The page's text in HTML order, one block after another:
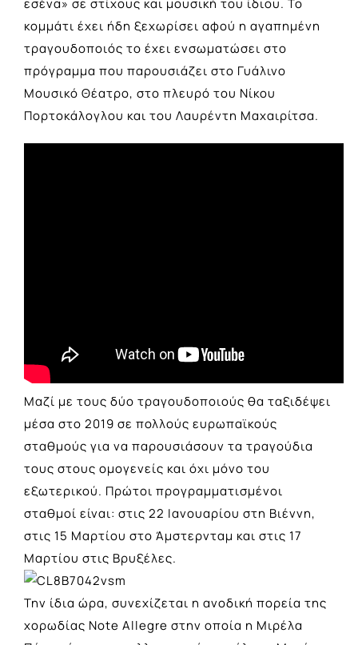
εσένα» σε στίχους και μουσική του ίδιου. Το
κομμάτι έχει ήδη ξεχωρίσει αφού η αγαπημένη
τραγουδοποιός το έχει ενσωματώσει στο
πρόγραμμα που παρουσιάζει στο Γυάλινο
Μουσικό Θέατρο, στο πλευρό του Νίκου
Πορτοκάλογλου και του Λαυρέντη Μαχαιρίτσα.
Μαζί με τους δύο τραγουδοποιούς θα ταξιδέψει
μέσα στο 2019 σε πολλούς ευρωπαϊκούς
σταθμούς για να παρουσιάσουν τα τραγούδια
τους στους ομογενείς και όχι μόνο του
εξωτερικού. Πρώτοι προγραμματισμένοι
σταθμοί είναι: στις 22 Ιανουαρίου στη Βιέννη,
στις 15 Μαρτίου στο Άμστερνταμ και στις 17
Μαρτίου στις Βρυξέλες.
Την ίδια ώρα, συνεχίζεται η ανοδική πορεία της
χορωδίας Note Allegre στην οποία η Μιρέλα